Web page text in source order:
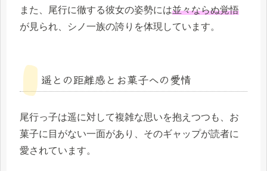
また、尾行に徹する彼女の姿勢には並々ならぬ覚悟
が見られ、シノ一族の誇りを体現しています。
遥との距離感とお菓子への愛情
尾行っ子は遥に対して複雑な思いを抱えつつも、お
菓子に目がない一面があり、そのギャップが読者に
愛されています。